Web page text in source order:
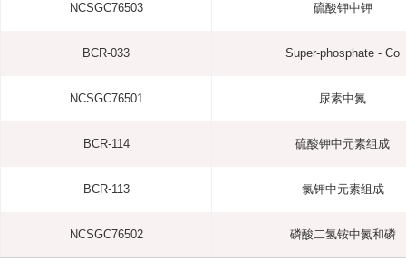
NCSGC76503 硫酸钾中钾
BCR-033 Super-phosphate - Co
NCSGC76501 尿素中氮
BCR-114 硫酸钾中元素组成
BCR-113 氯钾中元素组成
NCSGC76502 磷酸二氢铵中氮和磷